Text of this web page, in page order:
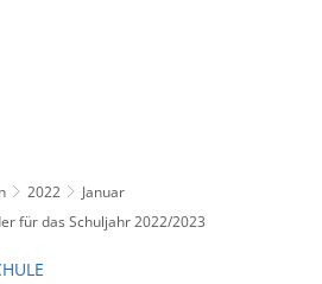
2022
Januar
für das Schuljahr 2022/2023